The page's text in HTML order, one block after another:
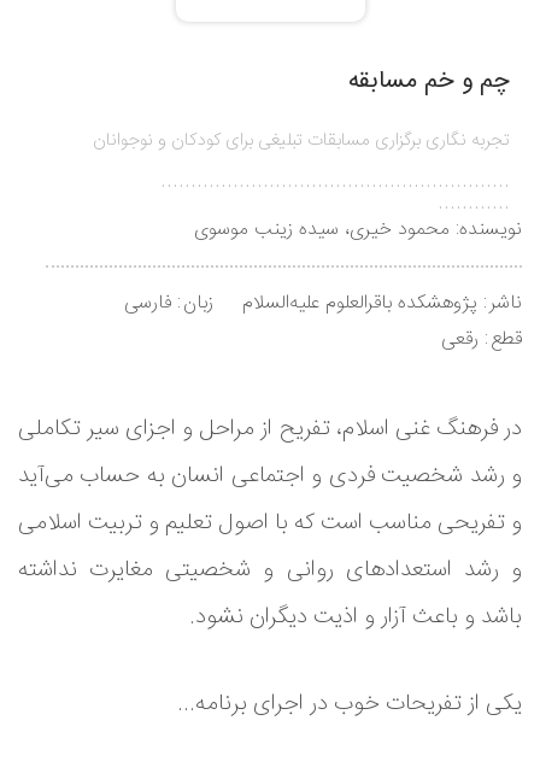
چم و خم مسابقه
تجربه نگاری برگزاری مسابقات تبلیغی برای کودکان و نوجوانان
..........................................................
............
نویسنده: محمود خیری، سیده زینب موسوی
ناشر پژوهشکده باقرالعلوم علیه‌السلام زبان فارسی
قطع رقعی
در فرهنگ غنی اسلام، تفریح از مراحل و اجزای سیر تکاملی
و رشد شخصیت فردی و اجتماعی انسان به حساب می‌آید
و تفریحی مناسب است که با اصول تعلیم و تربیت اسلامی
و رشد استعدادهای روانی و شخصیتی مغایرت نداشته
باشد و باعث آزار و اذیت دیگران نشود.
یکی از تفریحات خوب در اجرای برنامه‌...